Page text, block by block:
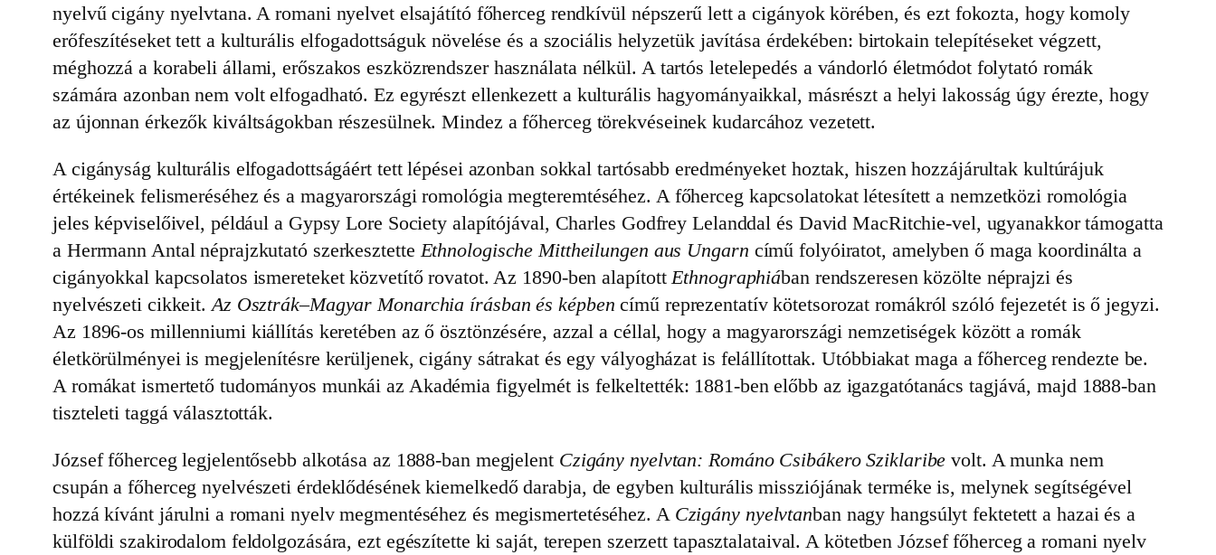
nyelvű cigány nyelvtana. A romani nyelvet elsajátító főherceg rendkívül népszerű lett a cigányok körében, és ezt fokozta, hogy komoly
erőfeszítéseket tett a kulturális elfogadottságuk növelése és a szociális helyzetük javítása érdekében: birtokain telepítéseket végzett,
méghozzá a korabeli állami, erőszakos eszközrendszer használata nélkül. A tartós letelepedés a vándorló életmódot folytató romák
számára azonban nem volt elfogadható. Ez egyrészt ellenkezett a kulturális hagyományaikkal, másrészt a helyi lakosság úgy érezte, hogy
az újonnan érkezők kiváltságokban részesülnek. Mindez a főherceg törekvéseinek kudarcához vezetett.
A cigányság kulturális elfogadottságáért tett lépései azonban sokkal tartósabb eredményeket hoztak, hiszen hozzájárultak kultúrájuk
értékeinek felismeréséhez és a magyarországi romológia megteremtéséhez. A főherceg kapcsolatokat létesített a nemzetközi romológia
jeles képviselőivel, például a Gypsy Lore Society alapítójával, Charles Godfrey Lelanddal és David MacRitchie-vel, ugyanakkor támogatta
a Herrmann Antal néprajzkutató szerkesztette Ethnologische Mittheilungen aus Ungarn című folyóiratot, amelyben ő maga koordinálta a
cigányokkal kapcsolatos ismereteket közvetítő rovatot. Az 1890-ben alapított Ethnographiában rendszeresen közölte néprajzi és
nyelvészeti cikkeit. Az Osztrák–Magyar Monarchia írásban és képben című reprezentatív kötetsorozat romákról szóló fejezetét is ő jegyzi.
Az 1896-os millenniumi kiállítás keretében az ő ösztönzésére, azzal a céllal, hogy a magyarországi nemzetiségek között a romák
életkörülményei is megjelenítésre kerüljenek, cigány sátrakat és egy vályogházat is felállítottak. Utóbbiakat maga a főherceg rendezte be.
A romákat ismertető tudományos munkái az Akadémia figyelmét is felkeltették: 1881-ben előbb az igazgatótanács tagjává, majd 1888-ban
tiszteleti taggá választották.
József főherceg legjelentősebb alkotása az 1888-ban megjelent Czigány nyelvtan: Románo Csibákero Sziklaribe volt. A munka nem
csupán a főherceg nyelvészeti érdeklődésének kiemelkedő darabja, de egyben kulturális missziójának terméke is, melynek segítségével
hozzá kívánt járulni a romani nyelv megmentéséhez és megismertetéséhez. A Czigány nyelvtanban nagy hangsúlyt fektetett a hazai és a
külföldi szakirodalom feldolgozására, ezt egészítette ki saját, terepen szerzett tapasztalataival. A kötetben József főherceg a romani nyelv